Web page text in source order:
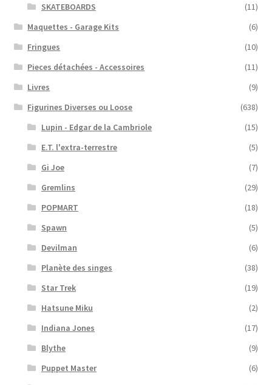
SKATEBOARDS
(11)
Maquettes - Garage Kits
(6)
Fringues
(10)
Pieces détachées - Accessoires
(11)
Livres
(9)
Figurines Diverses ou Loose
(638)
Lupin - Edgar de la Cambriole
(15)
E.T. l'extra-terrestre
(5)
Gi Joe
(7)
Gremlins
(29)
POPMART
(18)
Spawn
(5)
Devilman
(6)
Planète des singes
(38)
Star Trek
(19)
Hatsune Miku
(2)
Indiana Jones
(17)
Blythe
(9)
Puppet Master
(6)